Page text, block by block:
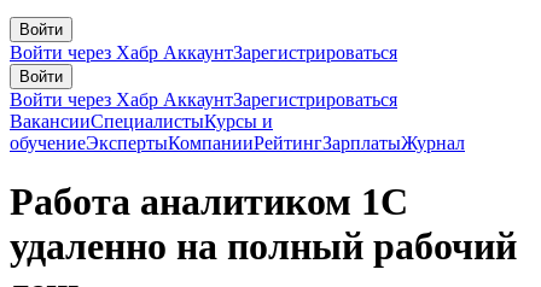
Войти
Войти через Хабр АккаунтЗарегистрироваться
Войти
Войти через Хабр АккаунтЗарегистрироваться
ВакансииСпециалистыКурсы и
обучениеЭкспертыКомпанииРейтингЗарплатыЖурнал
Работа аналитиком 1С
удаленно на полный рабочий